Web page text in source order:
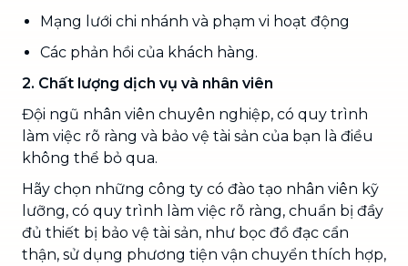
Mạng lưới chi nhánh và phạm vi hoạt động
Các phản hồi của khách hàng.
2. Chất lượng dịch vụ và nhân viên
Đội ngũ nhân viên chuyên nghiệp, có quy trình
làm việc rõ ràng và bảo vệ tài sản của bạn là điều
không thể bỏ qua.
Hãy chọn những công ty có đào tạo nhân viên kỹ
lưỡng, có quy trình làm việc rõ ràng, chuẩn bị đầy
đủ thiết bị bảo vệ tài sản, như bọc đồ đạc cẩn
thận, sử dụng phương tiện vận chuyển thích hợp,